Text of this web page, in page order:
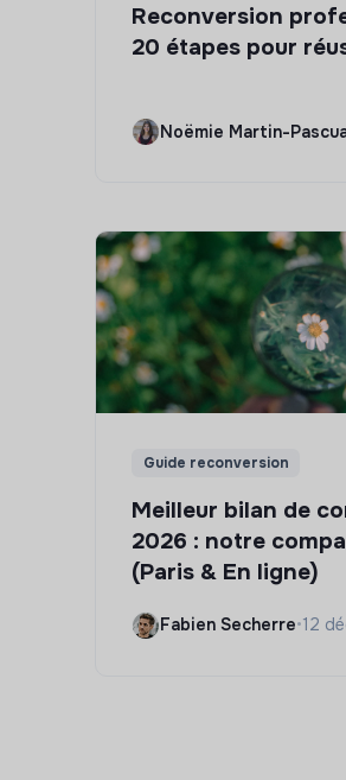
Reconversion
20 étapes pour
Noëmie Martin-
Guide reconversion
Meilleur bilan de
2026 : notre
(Paris & En ligne)
Fabien Secherre•12